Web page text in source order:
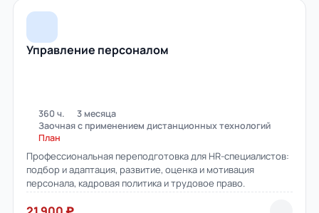
Управление персоналом
360 ч.
3 месяца
Заочная с применением дистанционных технологий
План
Профессиональная переподготовка для HR-специалистов:
подбор и адаптация, развитие, оценка и мотивация
персонала, кадровая политика и трудовое право.